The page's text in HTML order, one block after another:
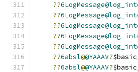
??
??
??
??
??
??6absl@@YAAAV?
??6absl@@YAAAV?